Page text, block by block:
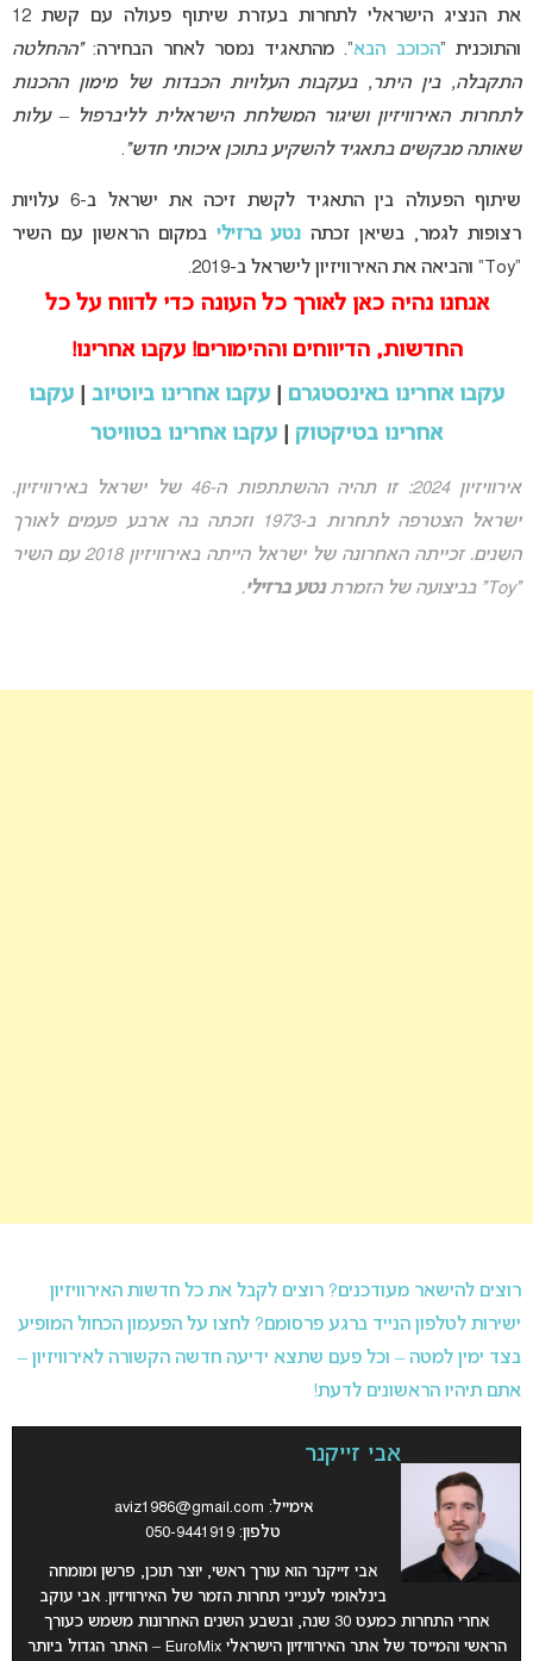
את הנציג הישראלי לתחרות בעזרת שיתוף פעולה עם קשת 12
והתוכנית “הכוכב הבא“. מהתאגיד נמסר לאחר הבחירה: “ההחלטה
התקבלה, בין היתר, בעקבות העלויות הכבדות של מימון ההכנות
לתחרות האירוויזיון ושיגור המשלחת הישראלית לליברפול – עלות
שאותה מבקשים בתאגיד להשקיע בתוכן איכותי חדש”.
שיתוף הפעולה בין התאגיד לקשת זיכה את ישראל ב-6 עלויות
רצופות לגמר, בשיאן זכתה נטע ברזיליבמקום הראשון עם השיר
אנחנו נהיה כאן לאורך כל העונה כדי לדווח על כל
החדשות, הדיווחים וההימורים! עקבו אחרינו!
עקבו אחרינו באינסטגרם| עקבו אחרינו ביוטיוב|
עקבו
אחרינו בטיקטוק| עקבו אחרינו בטוויטר
אירוויזיון 2024: זו תהיה ההשתתפות ה-46 של ישראל באירוויזיון.
ישראל הצטרפה לתחרות ב-1973 וזכתה בה ארבע פעמים לאורך
השנים. זכייתה האחרונה של ישראל הייתה באירוויזיון 2018 עם השיר
“Toy” בביצועה של הזמרת
נטע ברזילי.
רוצים להישאר מעודכנים? רוצים לקבל את כל חדשות האירוויזיון
ישירות לטלפון הנייד ברגע פרסומם? לחצו על הפעמון הכחול המופיע
בצד ימין למטה – וכל פעם שתצא ידיעה חדשה הקשורה לאירוויזיון –
אתם תיהיו הראשונים לדעת!
אבי זייקנר
אימייל: aviz1986@gmail.com
טלפון: 050-9441919
אבי זייקנר הוא עורך ראשי, יוצר תוכן, פרשן ומומחה
בינלאומי לענייני תחרות הזמר של האירוויזיון. אבי עוקב
אחרי התחרות כמעט 30 שנה, ובשבע השנים האחרונות משמש כעורך
הראשי והמייסד של אתר האירוויזיון הישראלי EuroMix – האתר הגדול ביותר